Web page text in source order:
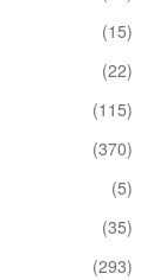
(15)
(22)
(115)
(370)
(5)
(35)
(293)